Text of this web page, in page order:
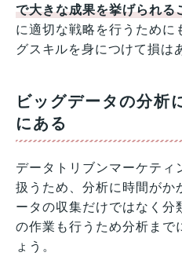
で大きな成果を挙げられる
に適切な戦略を行うために
グスキルを身につけて損は
ビッグデータの分析
にある
データトリブンマーケティ
扱うため、分析に時間がか
ータの収集だけではなく分
の作業も行うため分析まで
ょう。